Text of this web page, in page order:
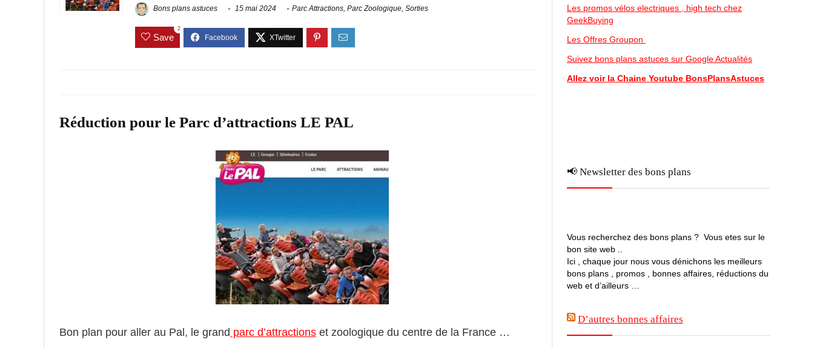
Bons plans astuces 15 mai 2024 Parc Attractions, Parc Zoologique, Sorties
Save
2
Réduction pour le Parc d’attractions LE PAL
Bon plan pour aller au Pal, le grand parc d’attractions et zoologique du centre de la France …
Les promos vélos electriques , high tech chez
GeekBuying
Les Offres Groupon
Suivez bons plans astuces sur Google Actualités
Allez voir la Chaine Youtube BonsPlansAstuces
📢 Newsletter des bons plans
Vous recherchez des bons plans ? Vous etes sur le
bon site web ..
Ici , chaque jour nous vous dénichons les meilleurs
bons plans , promos , bonnes affaires, réductions du
web et d’ailleurs …
D’autres bonnes affaires